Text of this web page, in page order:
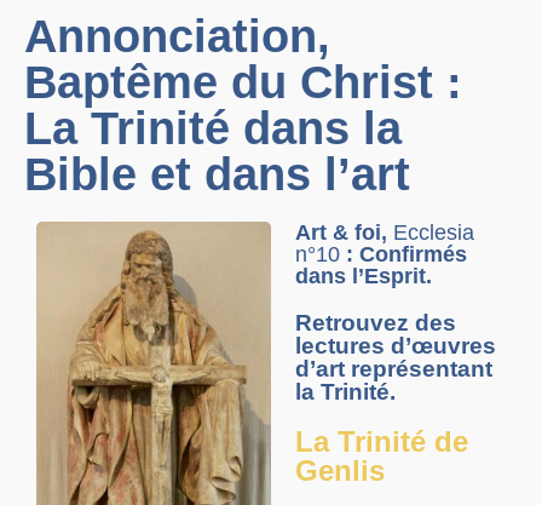
Annonciation,
Baptême du Christ :
La Trinité dans la
Bible et dans l’art
Art & foi, Ecclesia
n°10 : Confirmés
dans l’Esprit.
Retrouvez des
lectures d’œuvres
d’art représentant
la Trinité.
La Trinité de
Genlis